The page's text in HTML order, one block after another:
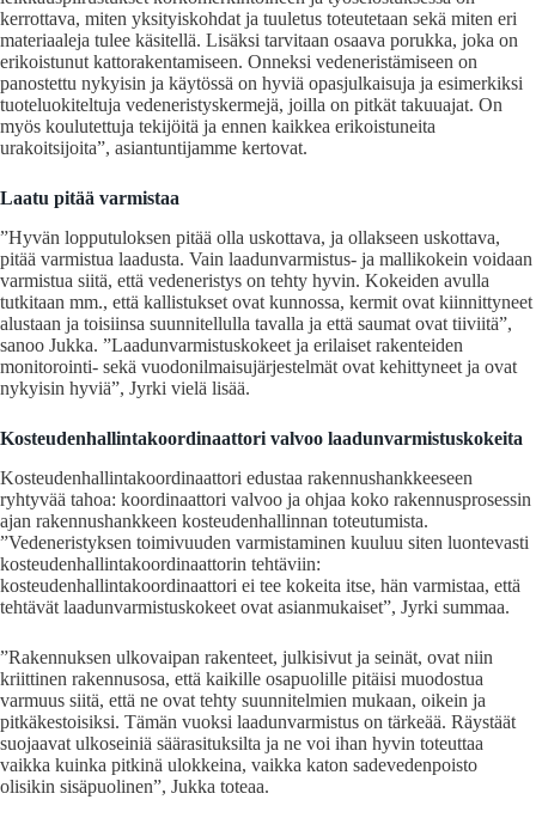
kerrottava, miten yksityiskohdat ja tuuletus toteutetaan sekä miten eri
materiaaleja tulee käsitellä. Lisäksi tarvitaan osaava porukka, joka on
erikoistunut kattorakentamiseen. Onneksi vedeneristämiseen on
panostettu nykyisin ja käytössä on hyviä opasjulkaisuja ja esimerkiksi
tuoteluokiteltuja vedeneristyskermejä, joilla on pitkät takuuajat. On
myös koulutettuja tekijöitä ja ennen kaikkea erikoistuneita
urakoitsijoita”, asiantuntijamme kertovat.
Laatu pitää varmistaa
”Hyvän lopputuloksen pitää olla uskottava, ja ollakseen uskottava,
pitää varmistua laadusta. Vain laadunvarmistus- ja mallikokein voidaan
varmistua siitä, että vedeneristys on tehty hyvin. Kokeiden avulla
tutkitaan mm., että kallistukset ovat kunnossa, kermit ovat kiinnittyneet
alustaan ja toisiinsa suunnitellulla tavalla ja että saumat ovat tiiviitä”,
sanoo Jukka. ”Laadunvarmistuskokeet ja erilaiset rakenteiden
monitorointi- sekä vuodonilmaisujärjestelmät ovat kehittyneet ja ovat
nykyisin hyviä”, Jyrki vielä lisää.
Kosteudenhallintakoordinaattori valvoo laadunvarmistuskokeita
Kosteudenhallintakoordinaattori edustaa rakennushankkeeseen
ryhtyvää tahoa: koordinaattori valvoo ja ohjaa koko rakennusprosessin
ajan rakennushankkeen kosteudenhallinnan toteutumista.
”Vedeneristyksen toimivuuden varmistaminen kuuluu siten luontevasti
kosteudenhallintakoordinaattorin tehtäviin:
kosteudenhallintakoordinaattori ei tee kokeita itse, hän varmistaa, että
tehtävät laadunvarmistuskokeet ovat asianmukaiset”, Jyrki summaa.
”Rakennuksen ulkovaipan rakenteet, julkisivut ja seinät, ovat niin
kriittinen rakennusosa, että kaikille osapuolille pitäisi muodostua
varmuus siitä, että ne ovat tehty suunnitelmien mukaan, oikein ja
pitkäkestoisiksi. Tämän vuoksi laadunvarmistus on tärkeää. Räystäät
suojaavat ulkoseiniä säärasituksilta ja ne voi ihan hyvin toteuttaa
vaikka kuinka pitkinä ulokkeina, vaikka katon sadevedenpoisto
olisikin sisäpuolinen”, Jukka toteaa.